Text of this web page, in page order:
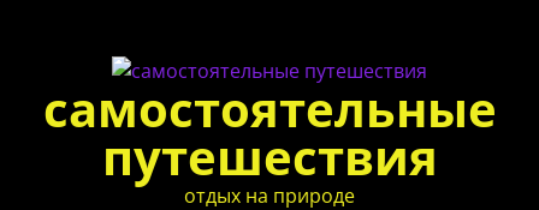
содержимому
самостоятельные
путешествия
отдых на природе